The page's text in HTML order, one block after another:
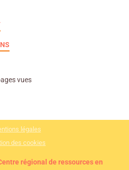
vues
légales
des cookies
régional de ressources en